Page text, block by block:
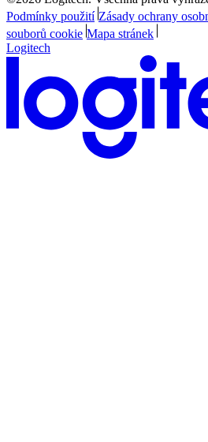
Podmínky použití Zásady ochrany
souborů cookie Mapa stránek
Logitech